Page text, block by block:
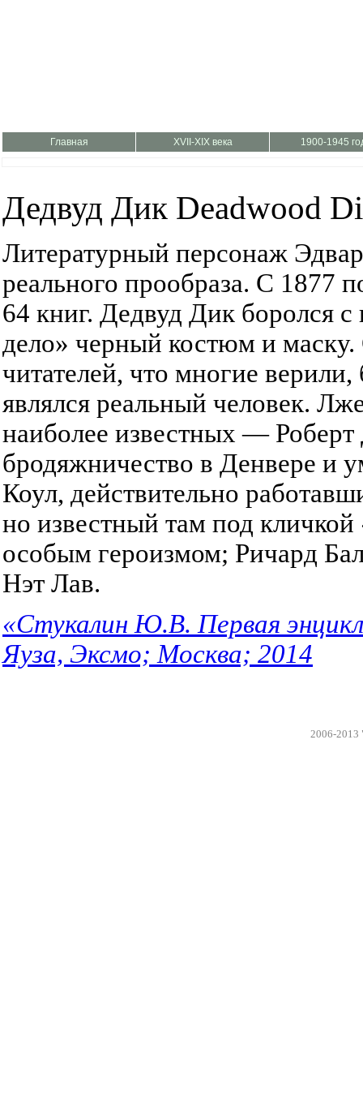
Главная XVII-XIX века 1900-1945
Дедвуд Дик Deadwood
Литературный персонаж
реального прообраза. С 1877
64 книг. Дедвуд Дик боролся
дело» черный костюм и маску.
читателей, что многие
являлся реальный человек.
наиболее известных — Роберт
бродяжничество в Денвере и
Коул, действительно
но известный там под
особым героизмом; Ричард
Нэт Лав.
«Стукалин Ю.В. Первая
Яуза, Эксмо; Москва; 2014
2006-2013